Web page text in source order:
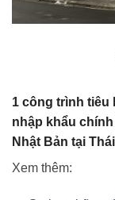
1 công trình tiêu
nhập khẩu
Nhật Bản tại
Xem thêm: